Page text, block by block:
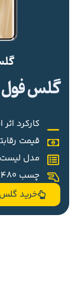
گلس
کارکرد
قیمت
مدل
چسب 480 با بالاترین کیفیت
خرید